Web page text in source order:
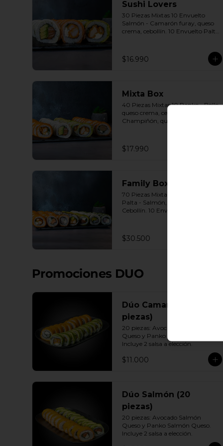
Sushi Lovers
30 Piezas Mixtas 10 Envuelto
Salmón - Camarón furay, queso
crema, cebollín. 10 Envuelto Palta
cebollín. Incluye: 3 Salsas a
elección soya o agridulce Bless + 2
$16.990
Mixta Box
40 Piezas Mixtas 10 Panko - Pollo,
queso crema, cebollín. 10 Panko -
Champiñón, queso crema,
Queso - Salmón, palta, cebollín.
Incluye: 2 Salsa soya 2 Salsa
$17.990
Family Box
70 Piezas Mixtas 10 Envuelto
Palta - Salmón, Queso crema ,
Cebollín. 10 Envuelto Sésamo -
10 Envuelto Ciboulette -
Camarón, queso crema, cebollín.
Salmón, queso crema, cebollÍn
$30.500
Promociones DUO
Dúo Camarón (20
piezas)
20 piezas: Avocado Camarón
Queso y Panko Camarón Queso.
Incluye 2 salsa a elección.
$11.000
Dúo Salmón (20
piezas)
20 piezas: Avocado Salmón
Queso y Panko Salmón Queso.
Incluye 2 salsa a elección.